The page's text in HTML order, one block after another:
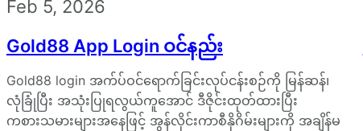
Feb 5, 2026
Gold88 App Login ဝင်နည်း
Gold88 login အက်ပ်ဝင်ရောက်ခြင်းလုပ်ငန်းစဉ်ကို မြန်ဆန်၊
လုံခြုံပြီး အသုံးပြုရလွယ်ကူအောင် ဒီဇိုင်းထုတ်ထားပြီး
ကစားသမားများအနေဖြင့် အွန်လိုင်းကာစီနိုဂိမ်းများကို အချိန်မ